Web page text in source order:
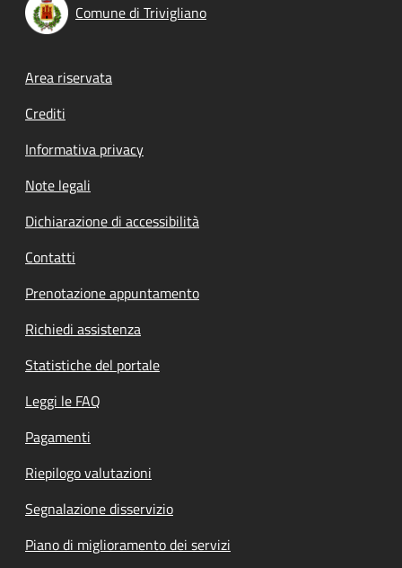
Comune di Trivigliano
Footer menu
Area riservata
Crediti
Informativa privacy
Note legali
Dichiarazione di accessibilità
Contatti
Prenotazione appuntamento
Richiedi assistenza
Statistiche del portale
Leggi le FAQ
Pagamenti
Riepilogo valutazioni
Segnalazione disservizio
Piano di miglioramento dei servizi